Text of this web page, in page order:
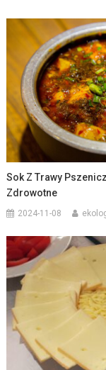
Sok Z Trawy
Zdrowotne
2024-11-08